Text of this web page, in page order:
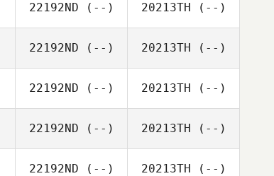
22192ND (--) 20213TH (--)
22192ND (--) 20213TH (--)
22192ND (--) 20213TH (--)
22192ND (--) 20213TH (--)
22192ND (--) 20213TH (--)